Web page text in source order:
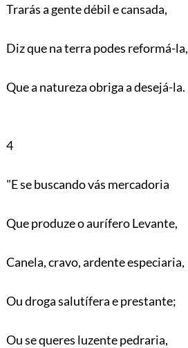
Trarás a gente débil e cansada,
Diz que na terra podes reformá-la,
Que a natureza obriga a desejá-la.
4
"E se buscando vás mercadoria
Que produze o aurífero Levante,
Canela, cravo, ardente especiaria,
Ou droga salutífera e prestante;
Ou se queres luzente pedraria,